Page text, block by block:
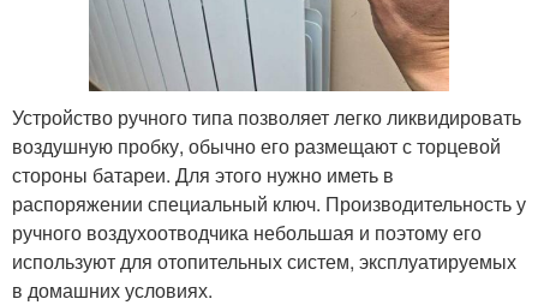
Устройство ручного типа позволяет легко ликвидировать
воздушную пробку, обычно его размещают с торцевой
стороны батареи. Для этого нужно иметь в
распоряжении специальный ключ. Производительность у
ручного воздухоотводчика небольшая и поэтому его
используют для отопительных систем, эксплуатируемых
в домашних условиях.